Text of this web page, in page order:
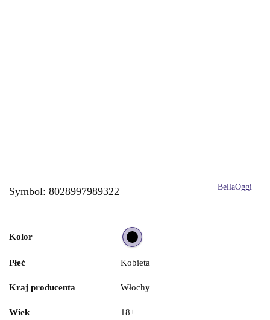
Symbol: 8028997989322 BellaOggi
Kolor
Płeć Kobieta
Kraj producenta Włochy
Wiek 18+